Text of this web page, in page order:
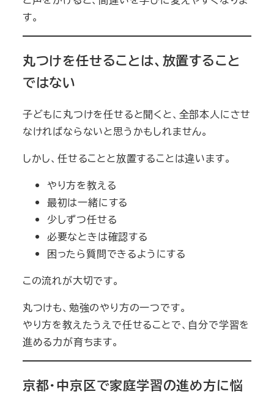
す。
丸つけを任せることは、放置すること
ではない
子どもに丸つけを任せると聞くと、全部本人にさせ
なければならないと思うかもしれません。
しかし、任せることと放置することは違います。
やり方を教える
最初は一緒にする
少しずつ任せる
必要なときは確認する
困ったら質問できるようにする
この流れが大切です。
丸つけも、勉強のやり方の一つです。
やり方を教えたうえで任せることで、自分で学習を
進める力が育ちます。
京都・中京区で家庭学習の進め方に悩